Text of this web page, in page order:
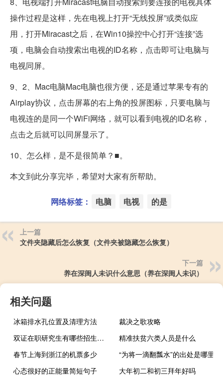
操作过程是这样，先在电视上打开“无线投屏”或类似应
用，打开Miracast之后，在Win10操控中心打开“连接”选
项，电脑会自动搜索出电视的ID名称，点击即可让电脑与
电视同屏。
9、2、Mac电脑Mac电脑也很方便，还是通过苹果专有的
Airplay协议，点击屏幕的右上角的投屏图标，只要电脑与
电视连的是同一个WiFi网络，就可以看到电视的ID名称，
点击之后就可以同屏显示了。
10、怎么样，是不是很简单？■。
本文到此分享完毕，希望对大家有所帮助。
网络标签： 电脑 电视 的是
上一篇
文件夹隐藏后怎么恢复（文件夹被隐藏怎么恢复）
下一篇
养在深闺人未识什么意思（养在深闺人未识）
相关问题
冰箱排水孔位置及清理方法
裁决之歌攻略
双证在职研究生有哪些招生院校及流程
精准扶贫六类人员是什么
春节上海到浙江的机票多少
“为将一滴翻瓢水”的出处是哪里
心态很好的正能量简短句子
大年初二和初三拜年好吗